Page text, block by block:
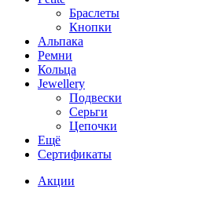
Браслеты
Кнопки
Альпака
Ремни
Кольца
Jewellery
Подвески
Серьги
Цепочки
Ещё
Сертификаты
Акции